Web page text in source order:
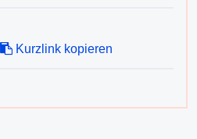
Kurzlink kopieren